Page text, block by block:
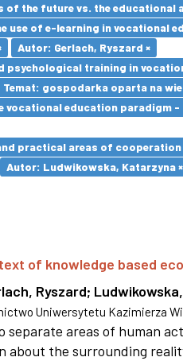
of the future vs. the
use of e-learning in vocational
Autor: Gerlach, Ryszard ×
psychological training in
Temat: gospodarka oparta na
vocational education paradigm
practical areas of
Autor: Ludwikowska, Katarzyna ×
of knowledge based
Ryszard;
Uniwersytetu Kazimierza
separate areas of human
about the surrounding